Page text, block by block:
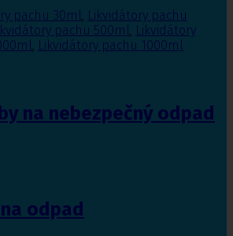
pachu 30ml, Likvidátory pachu
pachu 500ml, Likvidátory
, Likvidátory pachu 1000ml
na nebezpečný odpad
odpad